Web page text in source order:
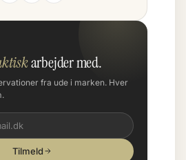
arbejder med.
fra ude i marken. Hver
Tilmeld